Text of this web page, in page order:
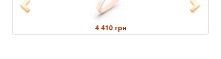
Previous
4 410 грн
Next